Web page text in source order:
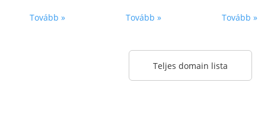
Tovább » Tovább » Tovább »
Teljes domain lista